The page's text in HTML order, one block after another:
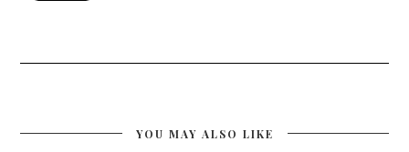
YOU MAY ALSO LIKE